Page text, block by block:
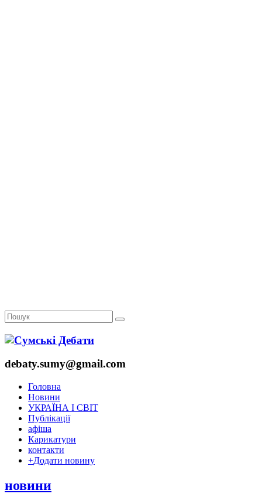
debaty.sumy@gmail.com
Головна
Новини
УКРАЇНА І СВІТ
Публікації
афіша
Карикатури
контакти
+Додати новину
новини